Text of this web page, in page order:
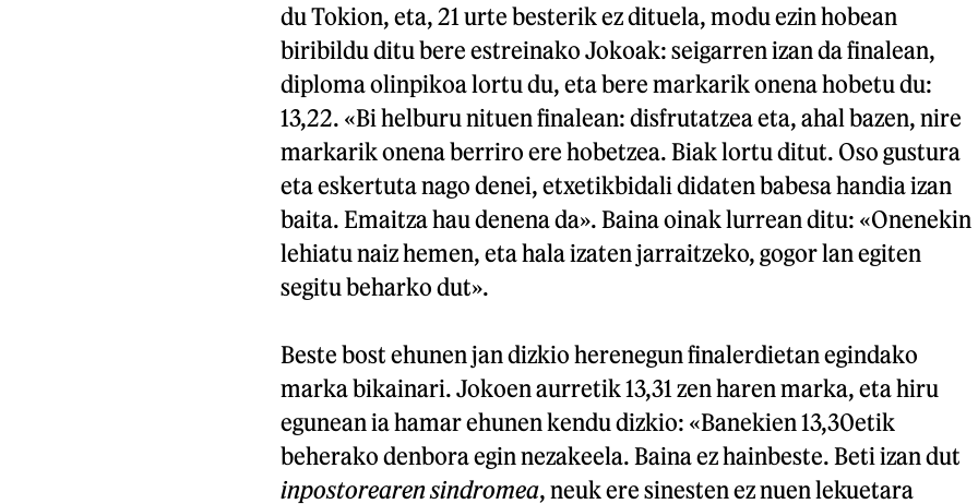
du Tokion, eta, 21 urte besterik ez dituela, modu ezin hobean
biribildu ditu bere estreinako Jokoak: seigarren izan da finalean,
diploma olinpikoa lortu du, eta bere markarik onena hobetu du:
13,22. «Bi helburu nituen finalean: disfrutatzea eta, ahal bazen, nire
markarik onena berriro ere hobetzea. Biak lortu ditut. Oso gustura
eta eskertuta nago denei, etxetikbidali didaten babesa handia izan
baita. Emaitza hau denena da». Baina oinak lurrean ditu: «Onenekin
lehiatu naiz hemen, eta hala izaten jarraitzeko, gogor lan egiten
segitu beharko dut».
Beste bost ehunen jan dizkio herenegun finalerdietan egindako
marka bikainari. Jokoen aurretik 13,31 zen haren marka, eta hiru
egunean ia hamar ehunen kendu dizkio: «Banekien 13,30etik
beherako denbora egin nezakeela. Baina ez hainbeste. Beti izan dut
inpostorearen sindromea, neuk ere sinesten ez nuen lekuetara